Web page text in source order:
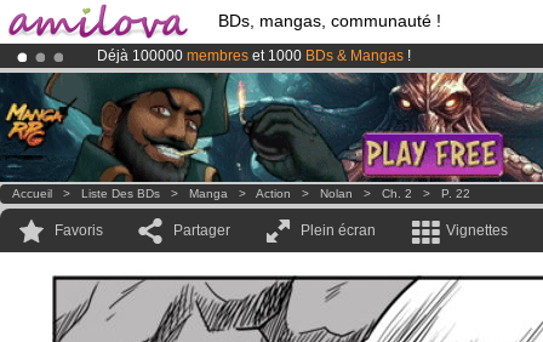
BDs, mangas, communauté !
Déjà 100000 membres et 1000 BDs & Mangas !
Abonnement premium: à partir de3.95 eurospar mois !Clique ici
LeKickstarter Amilova est désormais lancé
Accueil > Liste Des BDs > Manga > Action > Nolan > Ch. 2 > P. 22
Favoris Partager Plein écran Vignettes